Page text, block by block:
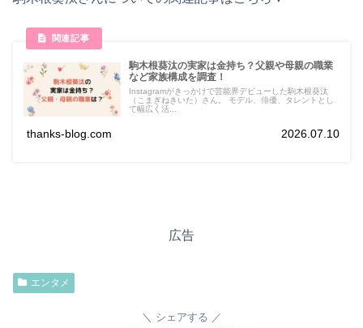
駒木根葵汰の実家は金持ち？父親や母親の職業
など家族構成を調査！
Instagramがきっかけで芸能界デビューした駒木根葵汰
（こまぎねきいた）さん。 モデル、俳優、タレントとし
て幅広く活...
thanks-blog.com 2026.07.10
広告
エンタメ
シェアする